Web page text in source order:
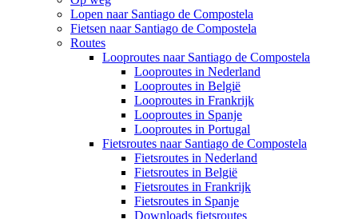
Lopen naar Santiago de Compostela
Fietsen naar Santiago de Compostela
Routes
Looproutes naar Santiago de Compostela
Looproutes in Nederland
Looproutes in België
Looproutes in Frankrijk
Looproutes in Spanje
Looproutes in Portugal
Fietsroutes naar Santiago de Compostela
Fietsroutes in Nederland
Fietsroutes in België
Fietsroutes in Frankrijk
Fietsroutes in Spanje
Downloads fietsroutes